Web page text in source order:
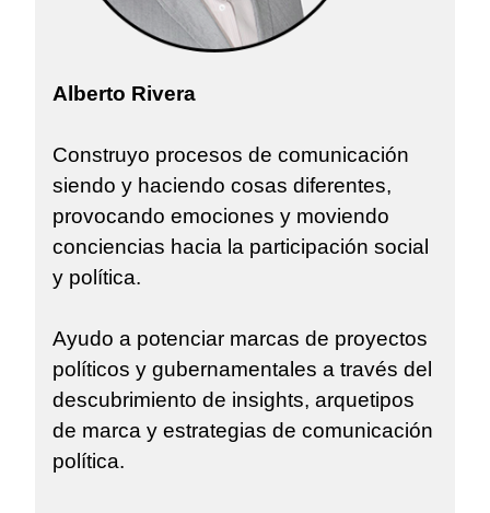
Alberto Rivera
Construyo procesos de comunicación
siendo y haciendo cosas diferentes,
provocando emociones y moviendo
conciencias hacia la participación social
y política.
Ayudo a potenciar marcas de proyectos
políticos y gubernamentales a través del
descubrimiento de insights, arquetipos
de marca y estrategias de comunicación
política.